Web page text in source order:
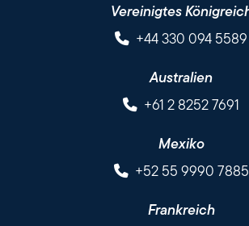
Vereinigtes
+44 330 094 5589
Australien
+61 2 8252 7691
Mexiko
+52 55 9990 7885
Frankreich